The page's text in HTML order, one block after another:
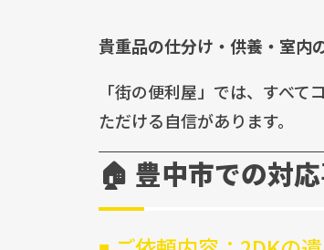
貴重品の仕分け・供養・室内
「街の便利屋」では、すべ
ただける自信があります。
🏠 豊中市での対